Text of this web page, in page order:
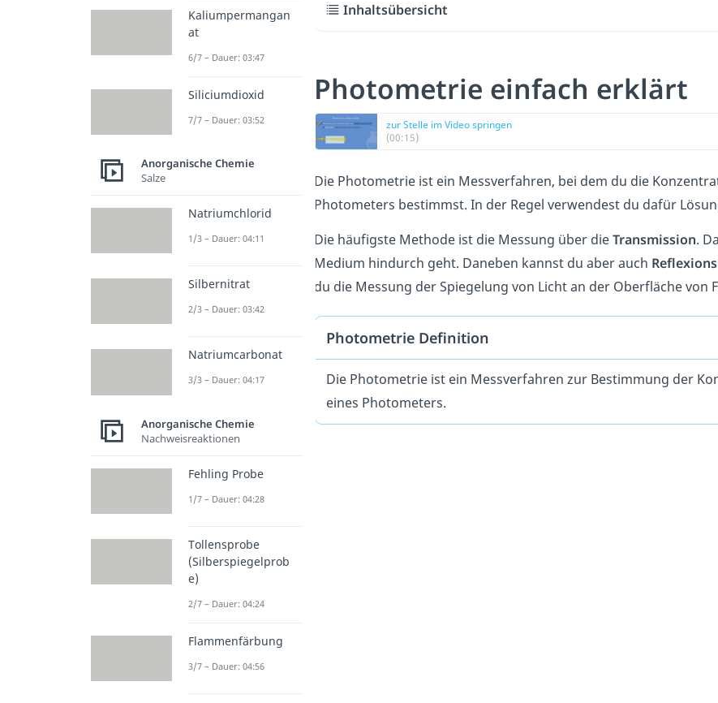
Inhaltsübersicht
Photometrie einfach erklärt
zur Stelle im Video springen
(00:15)
Die Photometrie ist ein Messverfahren, bei dem du die
Photometers bestimmst. In der Regel verwendest du dafür
Die häufigste Methode ist die Messung über dieTransmission.
Medium hindurch geht. Daneben kannst du aber auch
du die Messung der Spiegelung von Licht an der Oberfläche von
Photometrie Definition
Die Photometrie ist ein Messverfahren zur Bestimmung der
eines Photometers.
Kaliumpermangan
at
6/7 – Dauer: 03:47
Siliciumdioxid
7/7 – Dauer: 03:52
Anorganische Chemie
Salze
Natriumchlorid
1/3 – Dauer: 04:11
Silbernitrat
2/3 – Dauer: 03:42
Natriumcarbonat
3/3 – Dauer: 04:17
Anorganische Chemie
Nachweisreaktionen
Fehling Probe
1/7 – Dauer: 04:28
Tollensprobe
(Silberspiegelprob
e)
2/7 – Dauer: 04:24
Flammenfärbung
3/7 – Dauer: 04:56